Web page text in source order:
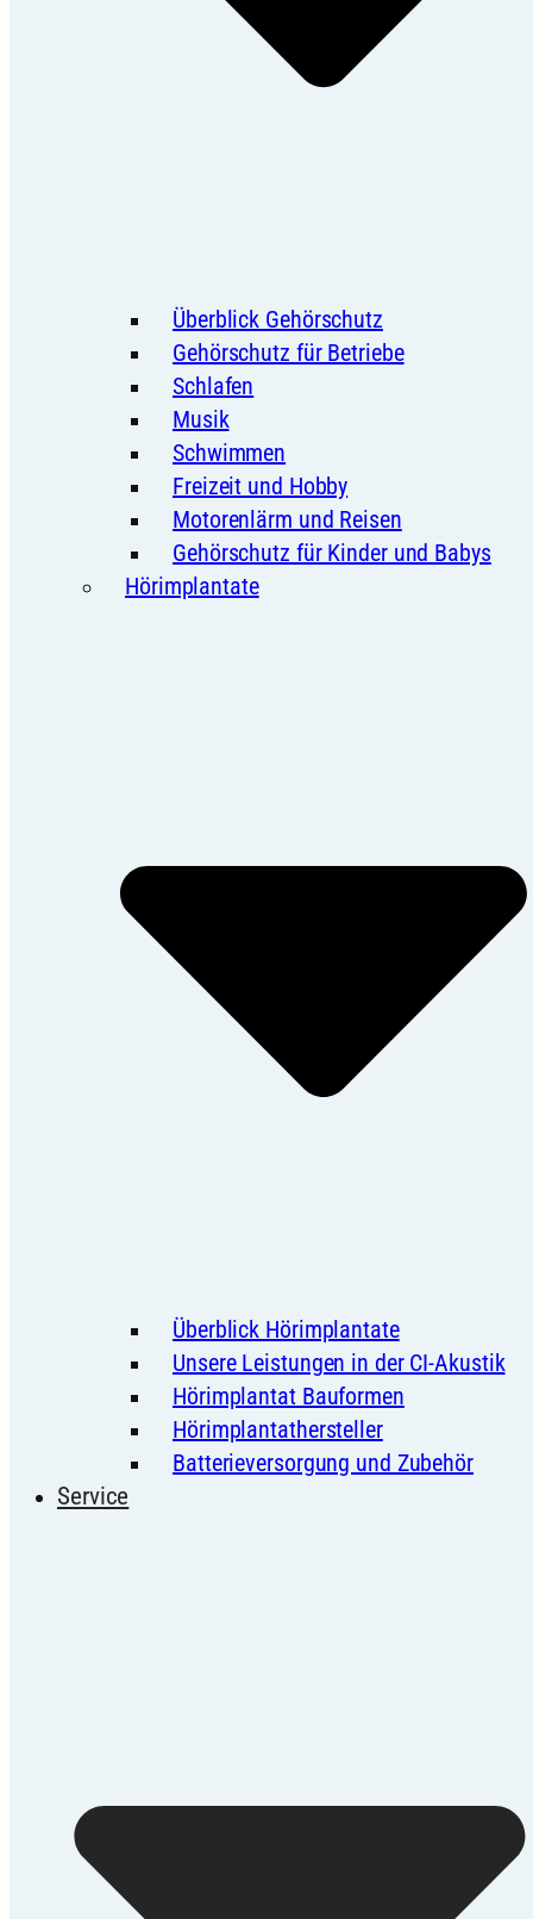
Überblick Gehörschutz
Gehörschutz für Betriebe
Schlafen
Musik
Schwimmen
Freizeit und Hobby
Motorenlärm und Reisen
Gehörschutz für Kinder und Babys
Hörimplantate
Überblick Hörimplantate
Unsere Leistungen in der CI-Akustik
Hörimplantat Bauformen
Hörimplantathersteller
Batterieversorgung und Zubehör
Service